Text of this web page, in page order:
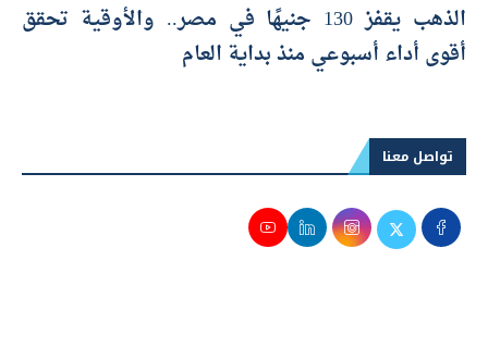
الذهب يقفز 130 جنيهًا في مصر.. والأوقية تحقق
أقوى أداء أسبوعي منذ بداية العام
تواصل معنا